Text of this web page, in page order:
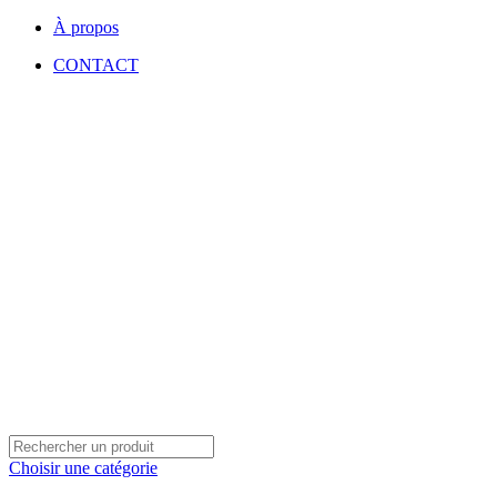
À propos
CONTACT
Choisir une catégorie